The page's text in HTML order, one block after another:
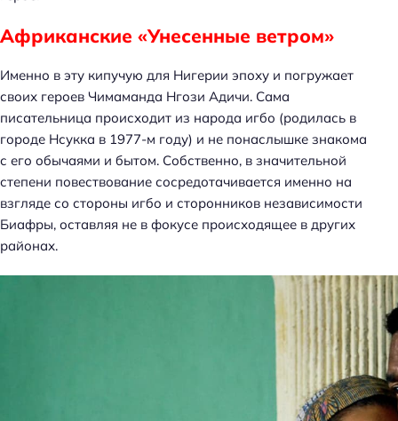
Африканские «Унесенные ветром»
Именно в эту кипучую для Нигерии эпоху и погружает
своих героев Чимаманда Нгози Адичи. Сама
писательница происходит из народа игбо (родилась в
городе Нсукка в 1977-м году) и не понаслышке знакома
с его обычаями и бытом. Собственно, в значительной
степени повествование сосредотачивается именно на
взгляде со стороны игбо и сторонников независимости
Биафры, оставляя не в фокусе происходящее в других
районах.